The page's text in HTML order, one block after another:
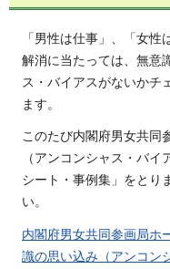
「男性は仕事」、「女
解消に当たっては、無意
ス・バイアスがないかチ
ます。
このたび内閣府男女共同
（アンコンシャス・バ
シート・事例集」をとり
い。
内閣府男女共同参画局ホ
識の思い込み（アンコン